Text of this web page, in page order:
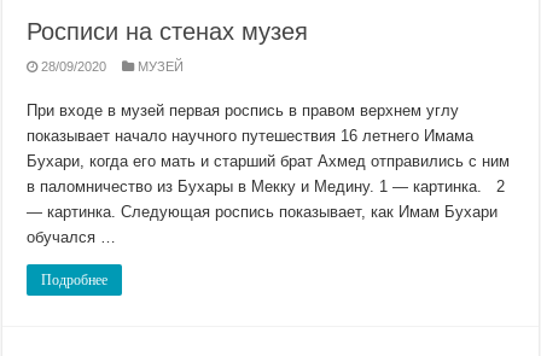
Росписи на стенах музея
28/09/2020 МУЗЕЙ
При входе в музей первая роспись в правом верхнем углу
показывает начало научного путешествия 16 летнего Имама
Бухари, когда его мать и старший брат Ахмед отправились с ним
в паломничество из Бухары в Мекку и Медину. 1 — картинка. 2
— картинка. Следующая роспись показывает, как Имам Бухари
обучался …
Подробнее